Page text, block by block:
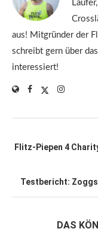
aus! Mitgründer der
schreibt gern über
interessiert!
Flitz-Piepen 4
Testbericht:
DAS